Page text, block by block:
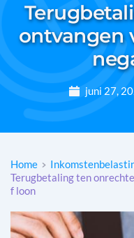
ontvangen
juni 27,
Home
Terugbetaling ten
f loon